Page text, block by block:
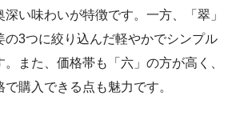
い味わいが特徴です。一方、「翠」
の3つに絞り込んだ軽やかでシンプル
また、価格帯も「六」の方が高く、
で購入できる点も魅力です。